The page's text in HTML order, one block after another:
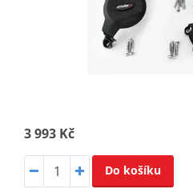
3 993 Kč
Do košíku